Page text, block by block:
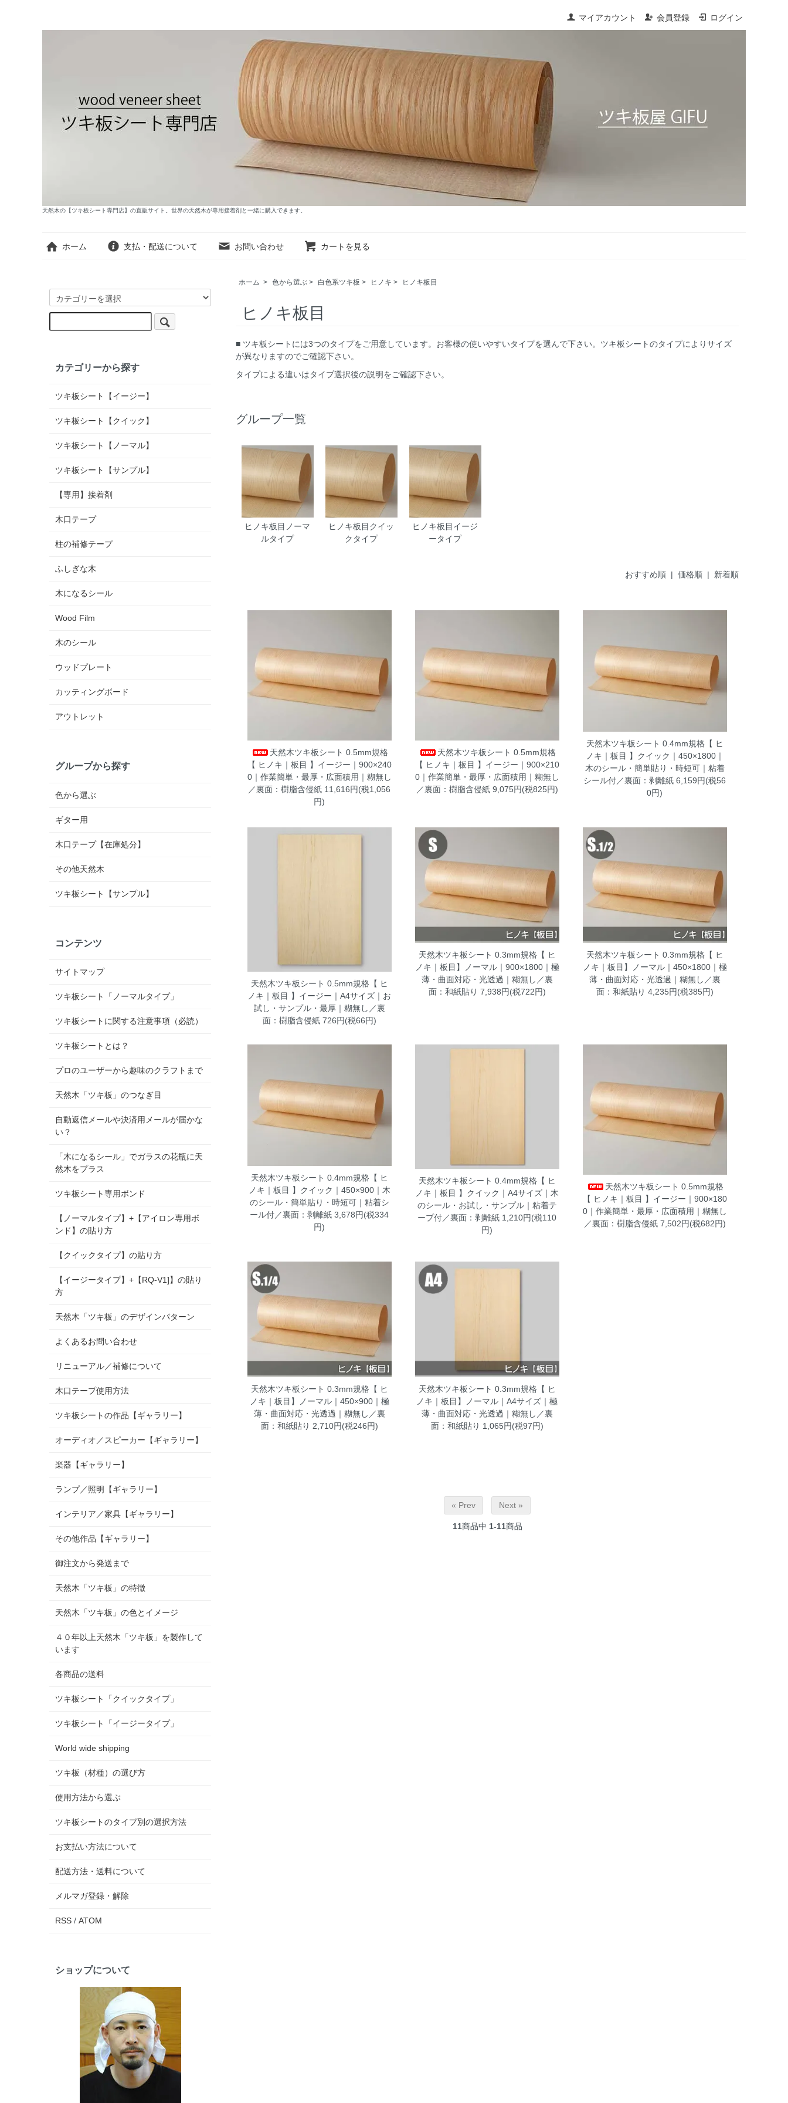
マイアカウント 会員登録 ログイン
天然木の【ツキ板シート専門店】の直販サイト。世界の天然木が専用接着剤と一緒に購入できます。
ホーム 支払・配送について お問い合わせ カートを見る
ホーム > 色から選ぶ > 白色系ツキ板 > ヒノキ > ヒノキ板目
ヒノキ板目
■ ツキ板シートには3つのタイプをご用意しています。お客様の使いやすいタイプを選んで下さい。ツキ板シートのタイプによりサイズ
が異なりますのでご確認下さい。
タイプによる違いはタイプ選択後の説明をご確認下さい。
グループ一覧
ヒノキ板目ノーマ
ルタイプ
ヒノキ板目クイッ
クタイプ
ヒノキ板目イージ
ータイプ
おすすめ順 | 価格順 | 新着順
天然木ツキ板シート 0.5mm規格
【 ヒノキ｜板目 】イージー｜900×240
0｜作業簡単・最厚・広面積用｜糊無し
／裏面：樹脂含侵紙 11,616円(税1,056
円)
天然木ツキ板シート 0.5mm規格
【 ヒノキ｜板目 】イージー｜900×210
0｜作業簡単・最厚・広面積用｜糊無し
／裏面：樹脂含侵紙9,075円(税825円)
天然木ツキ板シート 0.4mm規格【 ヒ
ノキ｜板目 】クイック｜450×1800｜
木のシール・簡単貼り・時短可｜粘着
シール付／裏面：剥離紙 6,159円(税56
0円)
天然木ツキ板シート 0.5mm規格【 ヒ
ノキ｜板目 】イージー｜A4サイズ｜お
試し・サンプル・最厚｜糊無し／裏
面：樹脂含侵紙726円(税66円)
天然木ツキ板シート 0.3mm規格【 ヒ
ノキ｜板目】ノーマル｜900×1800｜極
薄・曲面対応・光透過｜糊無し／裏
面：和紙貼り 7,938円(税722円)
天然木ツキ板シート 0.3mm規格【 ヒ
ノキ｜板目】ノーマル｜450×1800｜極
薄・曲面対応・光透過｜糊無し／裏
面：和紙貼り 4,235円(税385円)
天然木ツキ板シート 0.4mm規格【 ヒ
ノキ｜板目 】クイック｜450×900｜木
のシール・簡単貼り・時短可｜粘着シ
ール付／裏面：剥離紙 3,678円(税334
円)
天然木ツキ板シート 0.4mm規格【 ヒ
ノキ｜板目 】クイック｜A4サイズ｜木
のシール・お試し・サンプル｜粘着テ
ープ付／裏面：剥離紙 1,210円(税110
円)
天然木ツキ板シート 0.5mm規格
【 ヒノキ｜板目 】イージー｜900×180
0｜作業簡単・最厚・広面積用｜糊無し
／裏面：樹脂含侵紙7,502円(税682円)
天然木ツキ板シート 0.3mm規格【 ヒ
ノキ｜板目】ノーマル｜450×900｜極
薄・曲面対応・光透過｜糊無し／裏
面：和紙貼り 2,710円(税246円)
天然木ツキ板シート 0.3mm規格【 ヒ
ノキ｜板目】ノーマル｜A4サイズ｜極
薄・曲面対応・光透過｜糊無し／裏
面：和紙貼り 1,065円(税97円)
« Prev Next »
11商品中 1-11商品
カテゴリーから探す
ツキ板シート【イージー】
ツキ板シート【クイック】
ツキ板シート【ノーマル】
ツキ板シート【サンプル】
【専用】接着剤
木口テープ
柱の補修テープ
ふしぎな木
木になるシール
Wood Film
木のシール
ウッドプレート
カッティングボード
アウトレット
グループから探す
色から選ぶ
ギター用
木口テープ【在庫処分】
その他天然木
ツキ板シート【サンプル】
コンテンツ
サイトマップ
ツキ板シート「ノーマルタイプ」
ツキ板シートに関する注意事項（必読）
ツキ板シートとは？
プロのユーザーから趣味のクラフトまで
天然木「ツキ板」のつなぎ目
自動返信メールや決済用メールが届かな
い？
「木になるシール」でガラスの花瓶に天
然木をプラス
ツキ板シート専用ボンド
【ノーマルタイプ】+【アイロン専用ボ
ンド】の貼り方
【クイックタイプ】の貼り方
【イージータイプ】+【RQ-V1]】の貼り
方
天然木「ツキ板」のデザインパターン
よくあるお問い合わせ
リニューアル／補修について
木口テープ使用方法
ツキ板シートの作品【ギャラリー】
オーディオ／スピーカー【ギャラリー】
楽器【ギャラリー】
ランプ／照明【ギャラリー】
インテリア／家具【ギャラリー】
その他作品【ギャラリー】
御注文から発送まで
天然木「ツキ板」の特徴
天然木「ツキ板」の色とイメージ
４０年以上天然木「ツキ板」を製作して
います
各商品の送料
ツキ板シート「クイックタイプ」
ツキ板シート「イージータイプ」
World wide shipping
ツキ板（材種）の選び方
使用方法から選ぶ
ツキ板シートのタイプ別の選択方法
お支払い方法について
配送方法・送料について
メルマガ登録・解除
RSS / ATOM
ショップについて